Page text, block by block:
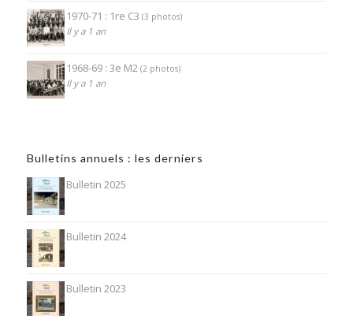
1970-71 : 1re C3 (3 photos)
Il y a 1 an
1968-69 : 3e M2 (2 photos)
Il y a 1 an
Bulletins annuels : les derniers
Bulletin 2025
Bulletin 2024
Bulletin 2023